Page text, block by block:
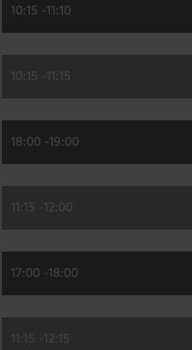
10:15 -11:10
10:15 - 11:15
18:00 -19:00
11:15 - 12:00
17:00 -18:00
11:15 - 12:15